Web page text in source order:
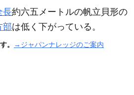
長約六五メートルの帆立貝形の
部は低く下がっている。
。 →ジャパンナレッジのご案内